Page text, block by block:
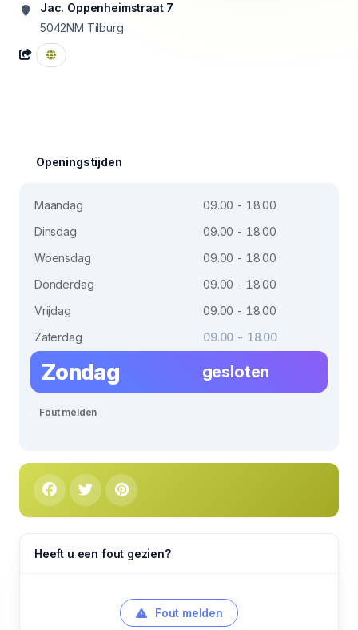
Jac. Oppenheimstraat 7
5042NM Tilburg
Openingstijden
Maandag
09.00 - 18.00
Dinsdag
09.00 - 18.00
Woensdag
09.00 - 18.00
Donderdag
09.00 - 18.00
Vrijdag
09.00 - 18.00
Zaterdag
09.00 - 18.00
Zondag gesloten
Fout melden
Heeft u een fout gezien?
Fout melden